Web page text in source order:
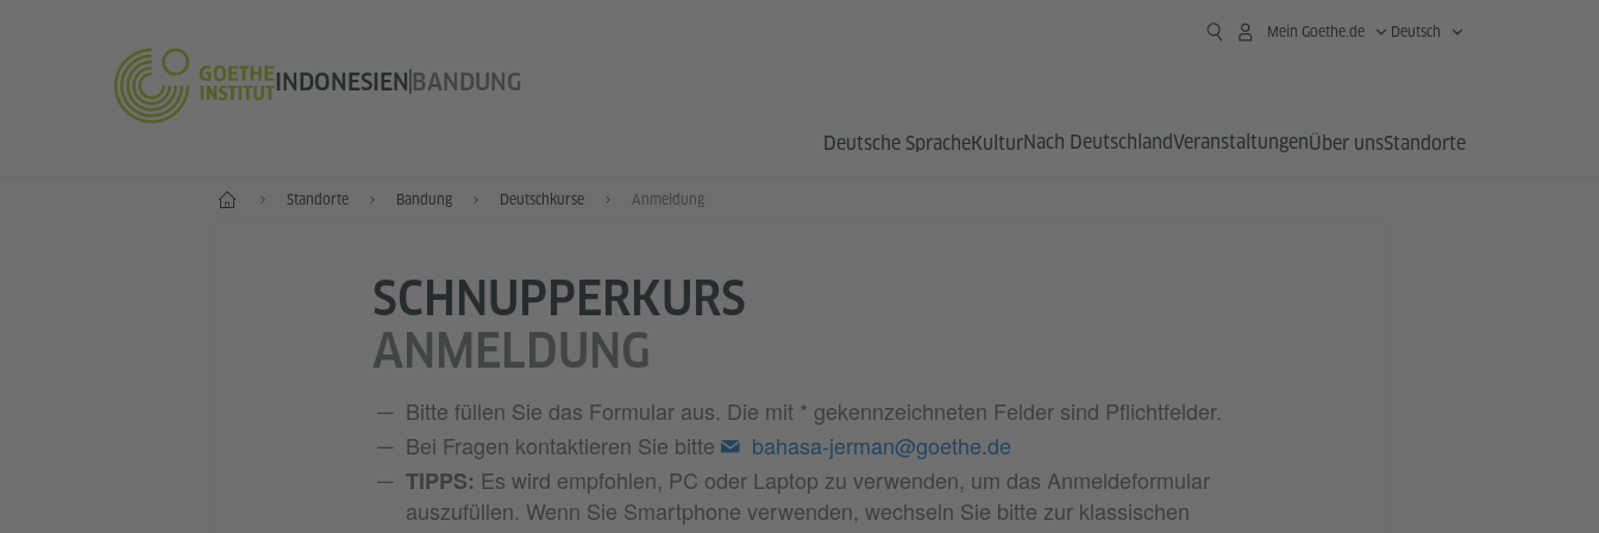
INDONESIEN BANDUNG
Mein Goethe.de Deutsch
Deutsche SpracheKulturNach DeutschlandVeranstaltungenÜber unsStandorte
Start Standorte Bandung Deutschkurse Anmeldung
SCHNUPPERKURS
ANMELDUNG
Bitte füllen Sie das Formular aus. Die mit * gekennzeichneten Felder sind Pflichtfelder.
Bei Fragen kontaktieren Sie bitte
bahasa-jerman@goethe.de
TIPPS: Es wird empfohlen, PC oder Laptop zu verwenden, um das Anmeldeformular
auszufüllen. Wenn Sie Smartphone verwenden, wechseln Sie bitte zur klassischen